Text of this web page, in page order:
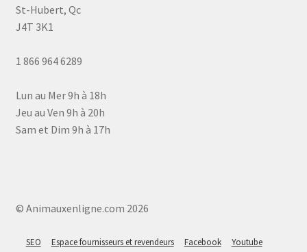
St-Hubert, Qc
J4T 3K1
1 866 964 6289
Lun au Mer 9h à 18h
Jeu au Ven 9h à 20h
Sam et Dim 9h à 17h
© Animauxenligne.com 2026
SEO Espace fournisseurs et revendeurs Facebook Youtube